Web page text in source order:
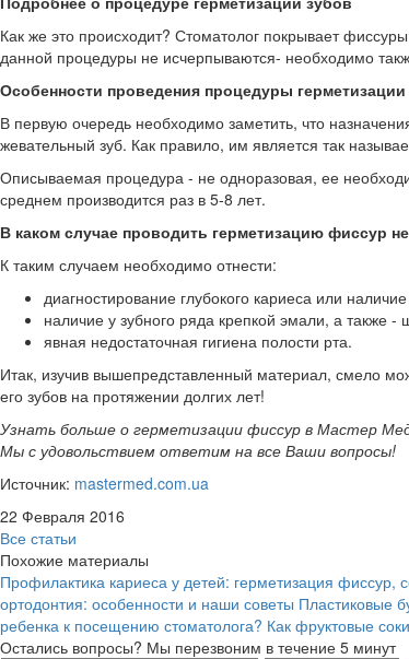
Как же это происходит? Стоматолог покрывает
данной процедуры не исчерпываются- необходимо
Особенности проведения процедуры
В первую очередь необходимо заметить, что
жевательный зуб. Как правило, им является так
Описываемая процедура - не одноразовая, ее
среднем производится раз в 5-8 лет.
В каком случае проводить герметизацию фиссур
К таким случаем необходимо отнести:
диагностирование глубокого кариеса или
наличие у зубного ряда крепкой эмали, а также
явная недостаточная гигиена полости рта.
Итак, изучив вышепредставленный материал, смело
его зубов на протяжении долгих лет!
Узнать больше о герметизации фиссур в Мастер
Мы с удовольствием ответим на все Ваши вопросы!
Источник: mastermed.com.ua
22 Февраля 2016
Все статьи
Похожие материалы
Профилактика кариеса у детей: герметизация фиссур,
ортодонтия: особенности и наши советы Пластиковые
ребенка к посещению стоматолога? Как фруктовые
Остались вопросы? Мы перезвоним в течение 5 минут